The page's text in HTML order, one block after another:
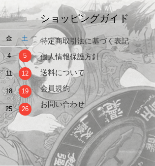
金 土
4 5
11 12
18 19
25 26
ショッピングガイド
特定商取引法に基づく表記
個人情報保護方針
送料について
会員規約
お問い合わせ